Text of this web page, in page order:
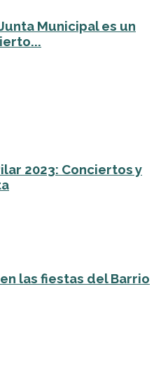
Municipal es un
2023: Conciertos y
las fiestas del Barrio